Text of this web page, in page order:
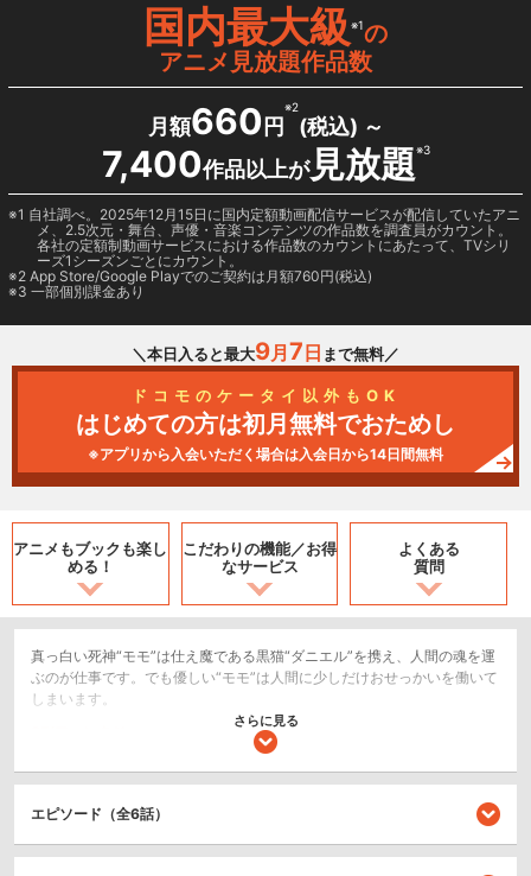
国内最大級※1の
アニメ見放題作品数
月額660 円
※2
(税込) ～
7,400作品以上が見放題※3
1 自社調べ。2025年12月15日に国内定額動画配信サービスが配信していたアニ
メ、2.5次元・舞台、声優・音楽コンテンツの作品数を調査員がカウント。
各社の定額制動画サービスにおける作品数のカウントにあたって、TVシリ
ーズ1シーズンごとにカウント。
2 App Store/Google Playでのご契約は月額760円(税込)
3 一部個別課金あり
＼本日入ると最大9月 7 日 まで無料／
ドコモのケータイ以外もOK
はじめての方は初月無料でおためし
※アプリから入会いただく場合は入会日から14日間無料
アニメもブックも楽し
める！
こだわりの機能／お得
なサービス
よくある
質問
真っ白い死神“モモ”は仕え魔である黒猫“ダニエル”を携え、人間の魂を運
ぶのが仕事です。でも優しい“モモ”は人間に少しだけおせっかいを働いて
しまいます。
さらに見る
エピソード（全6話）